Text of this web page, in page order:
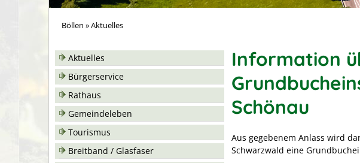
Böllen »Aktuelles
Aktuelles
Bürgerservice
Rathaus
Gemeindeleben
Tourismus
Breitband / Glasfaser
Information
Schönau
Aus gegebenem Anlass wird
Schwarzwald eine